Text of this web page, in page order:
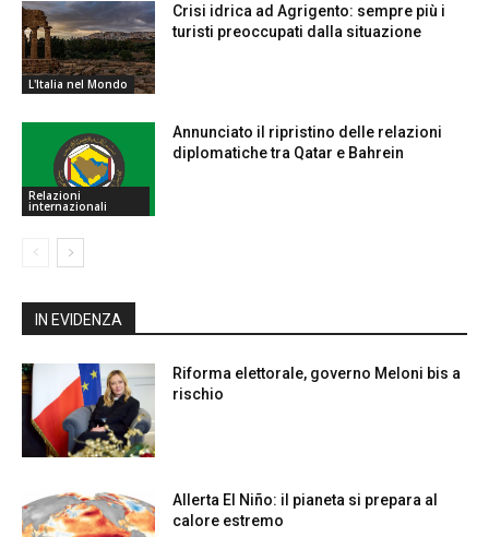
L'Italia nel Mondo
Crisi idrica ad Agrigento: sempre più i
turisti preoccupati dalla situazione
Relazioni
internazionali
Annunciato il ripristino delle relazioni
diplomatiche tra Qatar e Bahrein
IN EVIDENZA
Riforma elettorale, governo Meloni bis a
rischio
Allerta El Niño: il pianeta si prepara al
calore estremo